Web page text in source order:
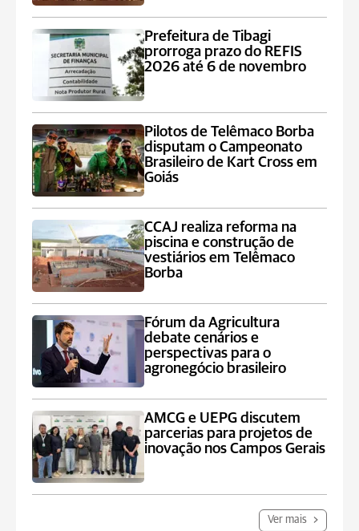
Prefeitura de Tibagi
prorroga prazo do REFIS
2026 até 6 de novembro
Pilotos de Telêmaco Borba
disputam o Campeonato
Brasileiro de Kart Cross em
Goiás
CCAJ realiza reforma na
piscina e construção de
vestiários em Telêmaco
Borba
Fórum da Agricultura
debate cenários e
perspectivas para o
agronegócio brasileiro
AMCG e UEPG discutem
parcerias para projetos de
inovação nos Campos Gerais
Ver mais